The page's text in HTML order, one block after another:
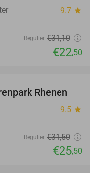
9.7 star
Regulier €31,10
€22,50
19%
Rhenen
9.5 star
Regulier €31,50
€25,50